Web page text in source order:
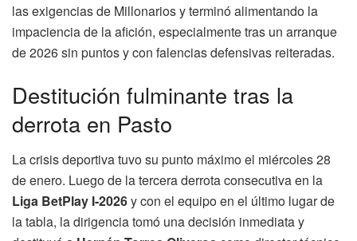
las exigencias de Millonarios y terminó alimentando la
impaciencia de la afición, especialmente tras un arranque
de 2026 sin puntos y con falencias defensivas reiteradas.
Destitución fulminante tras la
derrota en Pasto
La crisis deportiva tuvo su punto máximo el miércoles 28
de enero. Luego de la tercera derrota consecutiva en la
Liga BetPlay I-2026y con el equipo en el último lugar de
la tabla, la dirigencia tomó una decisión inmediata y